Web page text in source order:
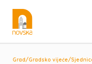
Grad/Gradsko vijeće/